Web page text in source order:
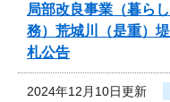
局部改良事業（暮ら
務）荒城川（是重）
札公告
2024年12月10日更新